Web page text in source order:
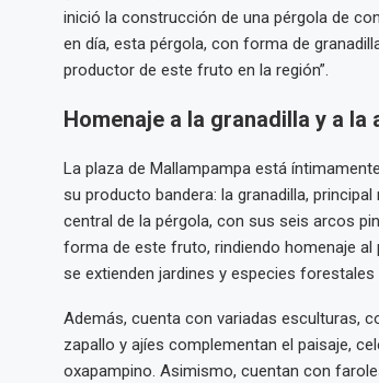
inició la construcción de una pérgola de
en día, esta pérgola, con forma de
productor de este fruto en la región”.
Homenaje a la granadilla y a la
La plaza de Mallampampa está
su producto bandera: la granadilla,
central de la pérgola, con sus seis arcos
forma de este fruto, rindiendo homenaje
se extienden jardines y especies
Además, cuenta con variadas esculturas,
zapallo y ajíes complementan el paisaje,
oxapampino. Asimismo, cuentan con